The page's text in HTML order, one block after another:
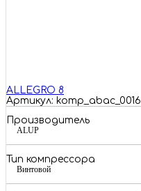
ALLEGRO 8
Артикул: komp_abac_0016
Производитель
ALUP
Тип компрессора
Винтовой